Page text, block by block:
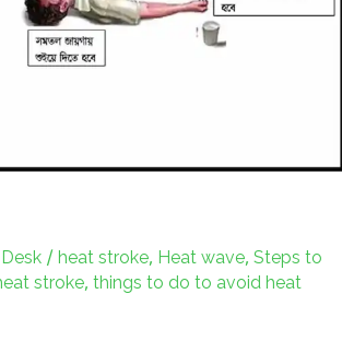
/heat stroke, Heat wave, Steps to
stroke, things to do to avoid heat